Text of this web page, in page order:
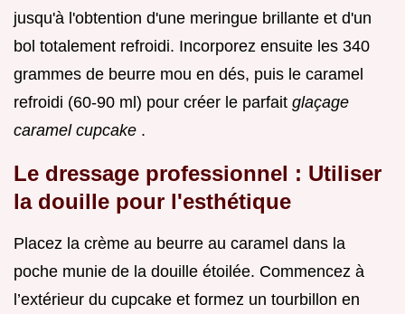
jusqu'à l'obtention d'une meringue brillante et d'un
bol totalement refroidi. Incorporez ensuite les 340
grammes de beurre mou en dés, puis le caramel
refroidi (60-90 ml) pour créer le parfait glaçage
caramel cupcake .
Le dressage professionnel : Utiliser
la douille pour l'esthétique
Placez la crème au beurre au caramel dans la
poche munie de la douille étoilée. Commencez à
l’extérieur du cupcake et formez un tourbillon en